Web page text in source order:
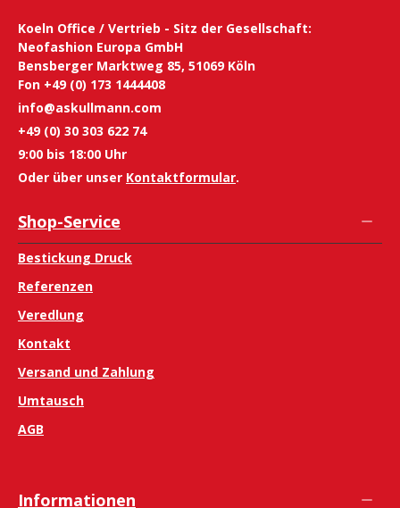
Koeln Office / Vertrieb - Sitz der Gesellschaft:
Neofashion Europa GmbH
Bensberger Marktweg 85, 51069 Köln
Fon +49 (0) 173 1444408
info@askullmann.com
+49 (0) 30 303 622 74
9:00 bis 18:00 Uhr
Oder über unser Kontaktformular.
Shop-Service
Bestickung Druck
Referenzen
Veredlung
Kontakt
Versand und Zahlung
Umtausch
AGB
Informationen